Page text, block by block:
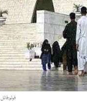
فوٹو:فائل